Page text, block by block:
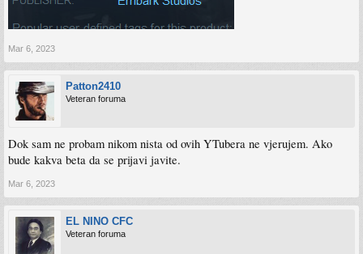
Mar 6, 2023
Patton2410
Veteran foruma
Dok sam ne probam nikom nista od ovih YTubera ne vjerujem. Ako
bude kakva beta da se prijavi javite.
Mar 6, 2023
EL NINO CFC
Veteran foruma